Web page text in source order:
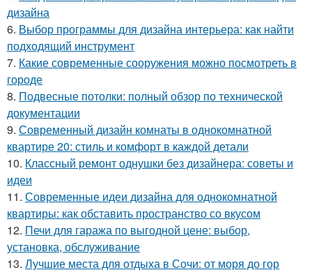
дизайна
6. Выбор программы для дизайна интерьера: как найти
подходящий инструмент
7. Какие современные сооружения можно посмотреть в
городе
8. Подвесные потолки: полный обзор по технической
документации
9. Современный дизайн комнаты в однокомнатной
квартире 20: стиль и комфорт в каждой детали
10. Классный ремонт однушки без дизайнера: советы и
идеи
11. Современные идеи дизайна для однокомнатной
квартиры: как обставить пространство со вкусом
12. Печи для гаража по выгодной цене: выбор,
установка, обслуживание
13. Лучшие места для отдыха в Сочи: от моря до гор